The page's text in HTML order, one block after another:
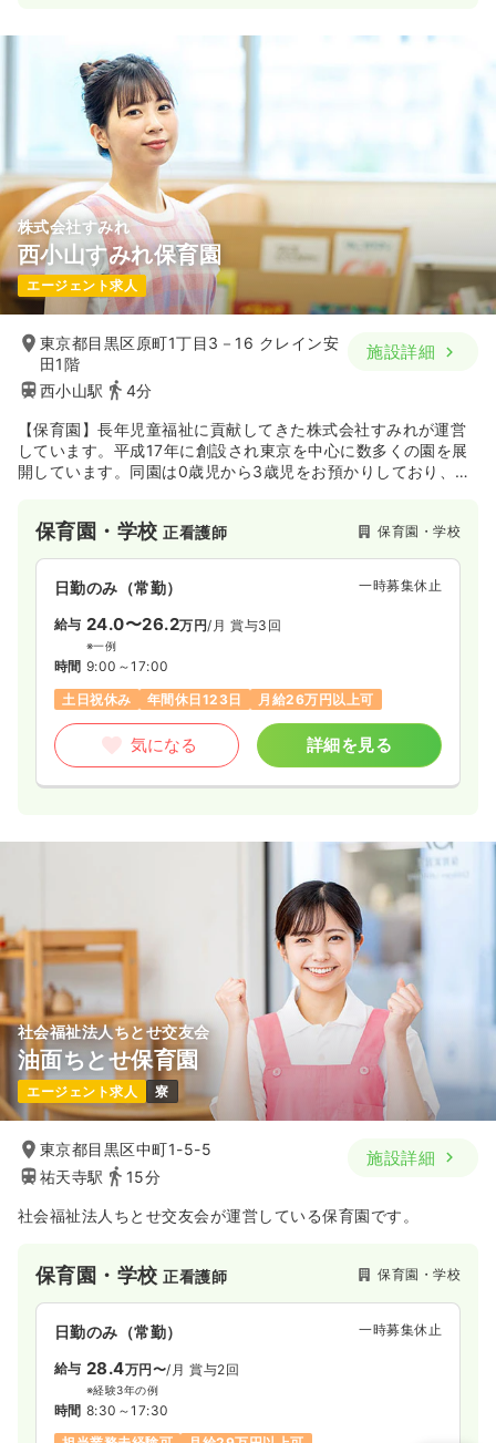
株式会社すみれ
西小山すみれ保育園
エージェント求人
東京都目黒区原町1丁目3－16 クレイン安
田1階
西小山駅
4分
施設詳細
【保育園】長年児童福祉に貢献してきた株式会社すみれが運営
しています。平成17年に創設され東京を中心に数多くの園を展
開しています。同園は0歳児から3歳児をお預かりしており、定
東急目黒線「西小山駅」から徒歩4分とアクセスが良いことも特
徴です。
保育園・学校正看護師 保育園・学校
日勤のみ（常勤） 一時募集休止
給与 24.0〜26.2万円/月 賞与3回
※一例
時間 9:00～17:00
土日祝休み
年間休日123日 月給26万円以上可
気になる 詳細を見る
社会福祉法人ちとせ交友会
油面ちとせ保育園
エージェント求人 寮
東京都目黒区中町1-5-5
祐天寺駅
15分
施設詳細
社会福祉法人ちとせ交友会が運営している保育園です。
保育園・学校正看護師 保育園・学校
日勤のみ（常勤） 一時募集休止
給与 28.4万円〜/月 賞与2回
※経験3年の例
時間 8:30～17:30